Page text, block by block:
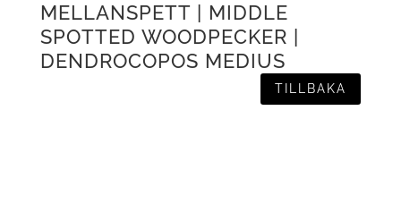
MELLANSPETT | MIDDLE
SPOTTED WOODPECKER |
DENDROCOPOS MEDIUS
TILLBAKA